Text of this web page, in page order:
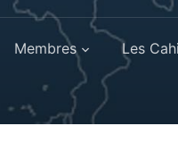
Membres Les